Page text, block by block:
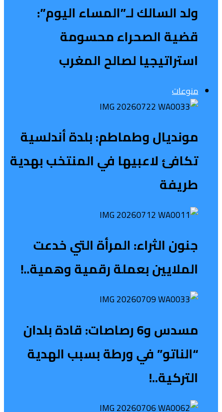
ولد السالك لـ”المساء اليوم”:
قضية الصحراء محسومة
استراتيجيا لصالح المغرب
منوعات
مونديال وطماطم: بلدة أندلسية
تكافئ لاعبيها في المنتخب بهدية
طريفة
جنون الثراء: المرأة التي خدعت
الملايين بعملة رقمية وهمية..!
مسدس و6 رصاصات: قادة بلدان
“الناتو” في ورطة بسبب الهدية
التركية..!